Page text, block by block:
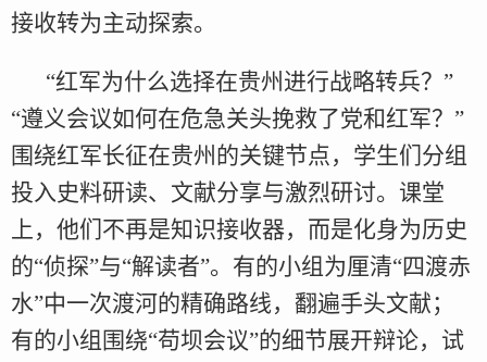
接收转为主动探索。
“红军为什么选择在贵州进行战略转兵？”
“遵义会议如何在危急关头挽救了党和红军？”
围绕红军长征在贵州的关键节点，学生们分组
投入史料研读、文献分享与激烈研讨。课堂
上，他们不再是知识接收器，而是化身为历史
的“侦探”与“解读者”。有的小组为厘清“四渡赤
水”中一次渡河的精确路线，翻遍手头文献；
有的小组围绕“苟坝会议”的细节展开辩论，试